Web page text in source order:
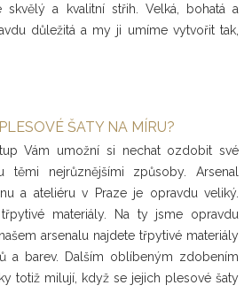
skvělý a kvalitní střih. Velká, bohatá a
důležitá a my ji umíme vytvořit tak,
ŠATY NA MÍRU?
Vám umožní si nechat ozdobit své
nejrůznějšími způsoby. Arsenal
a ateliéru v Praze je opravdu veliký.
materiály. Na ty jsme opravdu
arsenalu najdete třpytivé materiály
a barev. Dalším oblíbeným zdobením
totiž milují, když se jejich plesové šaty